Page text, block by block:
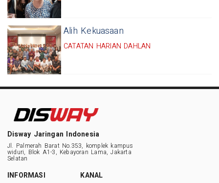
Alih Kekuasaan
CATATAN HARIAN DAHLAN
Disway Jaringan Indonesia
Jl. Palmerah Barat No.353, komplek kampus
widuri, Blok A1-3, Kebayoran Lama, Jakarta
Selatan
INFORMASI
KANAL